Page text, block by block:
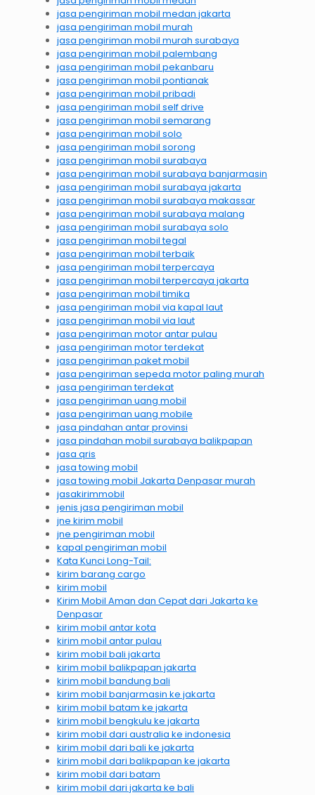
jasa pengiriman mobil medan jakarta
jasa pengiriman mobil murah
jasa pengiriman mobil murah surabaya
jasa pengiriman mobil palembang
jasa pengiriman mobil pekanbaru
jasa pengiriman mobil pontianak
jasa pengiriman mobil pribadi
jasa pengiriman mobil self drive
jasa pengiriman mobil semarang
jasa pengiriman mobil solo
jasa pengiriman mobil sorong
jasa pengiriman mobil surabaya
jasa pengiriman mobil surabaya banjarmasin
jasa pengiriman mobil surabaya jakarta
jasa pengiriman mobil surabaya makassar
jasa pengiriman mobil surabaya malang
jasa pengiriman mobil surabaya solo
jasa pengiriman mobil tegal
jasa pengiriman mobil terbaik
jasa pengiriman mobil terpercaya
jasa pengiriman mobil terpercaya jakarta
jasa pengiriman mobil timika
jasa pengiriman mobil via kapal laut
jasa pengiriman mobil via laut
jasa pengiriman motor antar pulau
jasa pengiriman motor terdekat
jasa pengiriman paket mobil
jasa pengiriman sepeda motor paling murah
jasa pengiriman terdekat
jasa pengiriman uang mobil
jasa pengiriman uang mobile
jasa pindahan antar provinsi
jasa pindahan mobil surabaya balikpapan
jasa qris
jasa towing mobil
jasa towing mobil Jakarta Denpasar murah
jasakirimmobil
jenis jasa pengiriman mobil
jne kirim mobil
jne pengiriman mobil
kapal pengiriman mobil
Kata Kunci Long-Tail:
kirim barang cargo
kirim mobil
Kirim Mobil Aman dan Cepat dari Jakarta ke
Denpasar
kirim mobil antar kota
kirim mobil antar pulau
kirim mobil bali jakarta
kirim mobil balikpapan jakarta
kirim mobil bandung bali
kirim mobil banjarmasin ke jakarta
kirim mobil batam ke jakarta
kirim mobil bengkulu ke jakarta
kirim mobil dari australia ke indonesia
kirim mobil dari bali ke jakarta
kirim mobil dari balikpapan ke jakarta
kirim mobil dari batam
kirim mobil dari jakarta ke bali